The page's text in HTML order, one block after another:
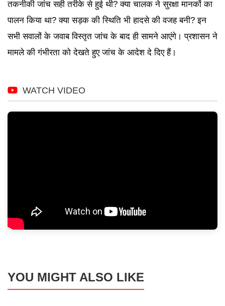
तकनीकी जांच सही तरीके से हुई थी? क्या चालक ने सुरक्षा मानकों का
पालन किया था? क्या सड़क की स्थिति भी हादसे की वजह बनी? इन
सभी सवालों के जवाब विस्तृत जांच के बाद ही सामने आएंगे। प्रशासन ने
मामले की गंभीरता को देखते हुए जांच के आदेश दे दिए हैं।
WATCH VIDEO
YOU MIGHT ALSO LIKE